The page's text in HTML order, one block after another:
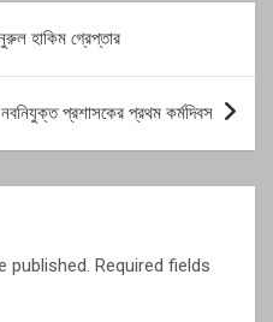
হাকিম গ্রেপ্তার
নবনিযুক্ত প্রশাসকের প্রথম কর্মদিবস
published. Required fields